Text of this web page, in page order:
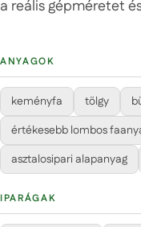
a reális gépméretet
ANYAGOK
keményfa tölgy
értékesebb lombos
asztalosipari alapanyag
IPARÁGAK